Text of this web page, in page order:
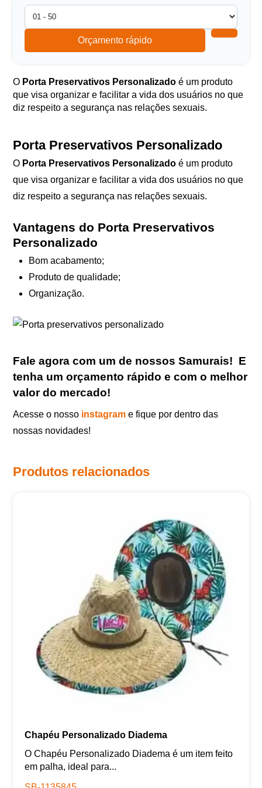
Orçamento rápido
O Porta Preservativos Personalizadoé um produto
que visa organizar e facilitar a vida dos usuários no que
diz respeito a segurança nas relações sexuais.
Porta Preservativos Personalizado
O Porta Preservativos Personalizadoé um produto
que visa organizar e facilitar a vida dos usuários no que
diz respeito a segurança nas relações sexuais.
Vantagens do Porta Preservativos
Personalizado
Bom acabamento;
Produto de qualidade;
Organização.
Fale agora com um de nossos Samurais! E
tenha um orçamento rápido e com o melhor
valor do mercado!
Acesse o nosso instagram e fique por dentro das
nossas novidades!
Produtos relacionados
Chapéu Personalizado Diadema
O Chapéu Personalizado Diadema é um item feito
em palha, ideal para...